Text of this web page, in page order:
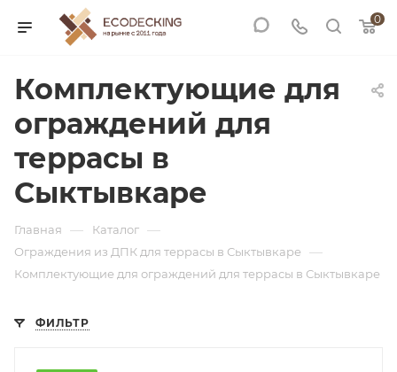
0
Комплектующие для
ограждений для
террасы в
Сыктывкаре
Главная — Каталог —
Ограждения из ДПК для террасы в Сыктывкаре —
Комплектующие для ограждений для террасы в Сыктывкаре
ФИЛЬТР